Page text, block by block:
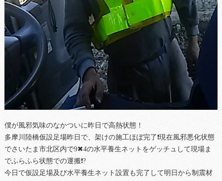
僕が風邪気味のなかついに昨日で高熱状態！
多摩川陸橋仮設足場昨日で、架けの施工ほぼ完了❗現在風邪悪化状態
でさいたま市北区内で9✖4の水平養生ネットをゲッチュして現場ま
でふらふら状態での運搬❗?
今日で仮設足場及び水平養生ネット設置も完了して明日から制震材